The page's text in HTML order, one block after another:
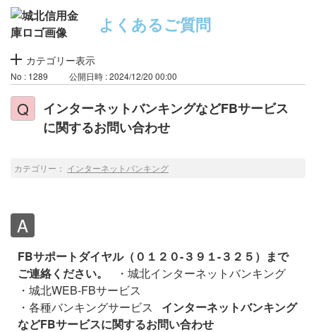
よくあるご質問
カテゴリー表示
No : 1289 公開日時 : 2024/12/20 00:00
インターネットバンキングなどFBサービス
に関するお問い合わせ
カテゴリー： インターネットバンキング
FBサポートダイヤル（０１２０-３９１-３２５）まで
ご連絡ください。
・城北インターネットバンキング
・城北WEB-FBサービス
・各種バンキングサービス
インターネットバンキング
などFBサービスに関するお問い合わせ